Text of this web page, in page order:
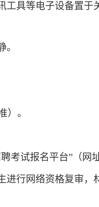
工具等电子设备置
。
） 。
考试报名平台”（网
进行网络资格复审，